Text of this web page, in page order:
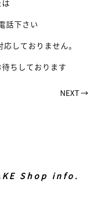
話下さい
しておりません。
ちしております
NEXT→
Shop info.